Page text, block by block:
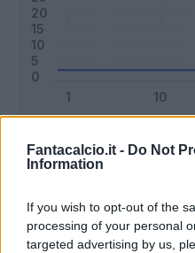
Fantacalcio.it - Do Not
Information
If you wish to opt-out of the
processing of your personal
targeted advertising by us,
Riepilogo stagione